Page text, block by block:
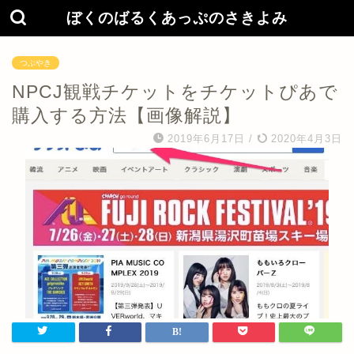
ぼくのばるくあっぷのさきよみ
つぶやき
NPCJ観戦チケットをチケットぴあで
購入する方法【画像解説】
2019年6月17日 / 2020年4月3日